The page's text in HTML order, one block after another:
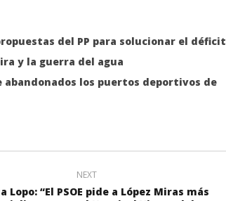
del PP para solucionar el déficit
y la guerra del agua
abandonados los puertos deportivos de
NEXT
Lopo: “El PSOE pide a López Miras más